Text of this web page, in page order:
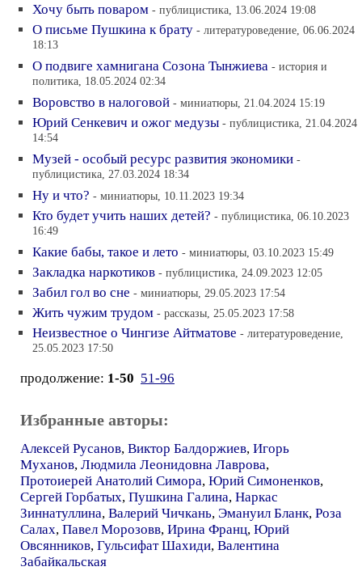
Хочу быть поваром - публицистика, 13.06.2024 19:08
О письме Пушкина к брату - литературоведение, 06.06.2024
18:13
О подвиге хамнигана Созона Тынжиева - история и
политика, 18.05.2024 02:34
Воровство в налоговой - миниатюры, 21.04.2024 15:19
Юрий Сенкевич и ожог медузы - публицистика, 21.04.2024
14:54
Музей - особый ресурс развития экономики -
публицистика, 27.03.2024 18:34
Ну и что? - миниатюры, 10.11.2023 19:34
Кто будет учить наших детей? - публицистика, 06.10.2023
16:49
Какие бабы, такое и лето - миниатюры, 03.10.2023 15:49
Закладка наркотиков - публицистика, 24.09.2023 12:05
Забил гол во сне - миниатюры, 29.05.2023 17:54
Жить чужим трудом - рассказы, 25.05.2023 17:58
Неизвестное о Чингизе Айтматове - литературоведение,
25.05.2023 17:50
продолжение: 1-50 51-96
Избранные авторы:
Алексей Русанов, Виктор Балдоржиев, Игорь
Муханов, Людмила Леонидовна Лаврова,
Протоиерей Анатолий Симора, Юрий Симоненков,
Сергей Горбатых, Пушкина Галина, Наркас
Зиннатуллина, Валерий Чичкань, Эмануил Бланк, Роза
Салах, Павел Морозовв, Ирина Франц, Юрий
Овсянников, Гульсифат Шахиди, Валентина
Забайкальская